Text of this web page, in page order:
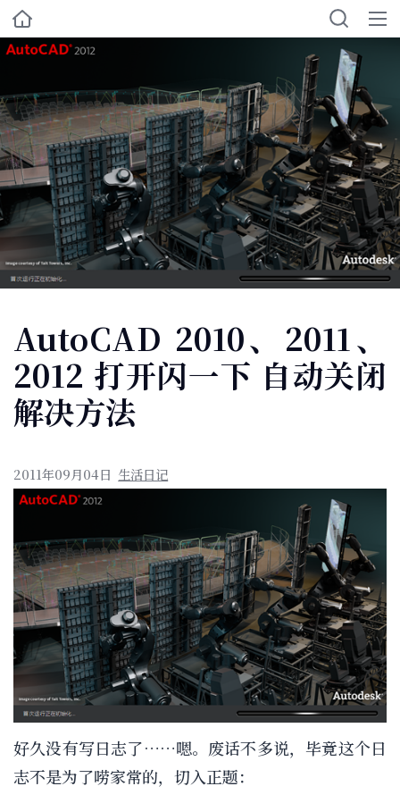
AutoCAD 2010、2011、
2012 打开闪一下 自动关闭
解决方法
2011年09月04日 生活日记
好久没有写日志了……嗯。废话不多说，毕竟这个日
志不是为了唠家常的，切入正题：